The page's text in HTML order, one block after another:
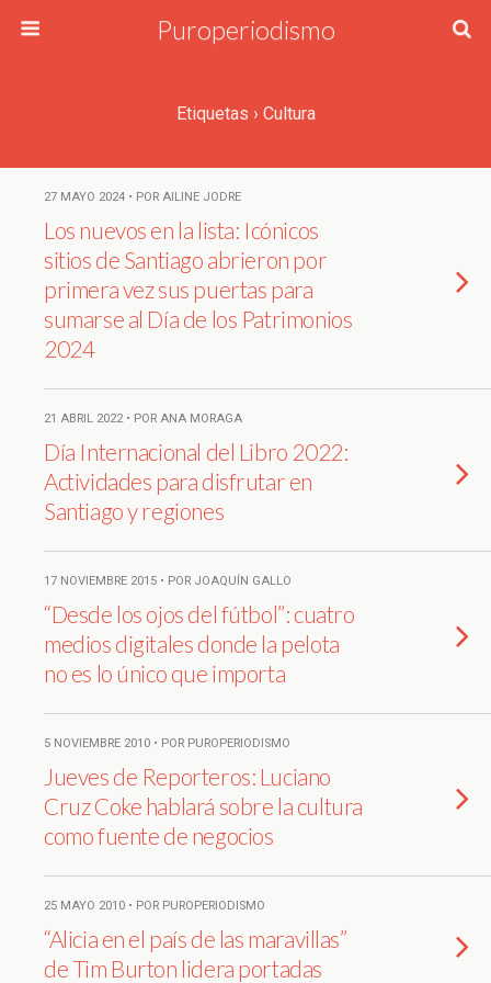
Puroperiodismo
Etiquetas › Cultura
27 MAYO 2024 • POR AILINE JODRE
Los nuevos en la lista: Icónicos
sitios de Santiago abrieron por
primera vez sus puertas para
sumarse al Día de los Patrimonios
2024
21 ABRIL 2022 • POR ANA MORAGA
Día Internacional del Libro 2022:
Actividades para disfrutar en
Santiago y regiones
17 NOVIEMBRE 2015 • POR JOAQUÍN GALLO
“Desde los ojos del fútbol”: cuatro
medios digitales donde la pelota
no es lo único que importa
5 NOVIEMBRE 2010 • POR PUROPERIODISMO
Jueves de Reporteros: Luciano
Cruz Coke hablará sobre la cultura
como fuente de negocios
25 MAYO 2010 • POR PUROPERIODISMO
“Alicia en el país de las maravillas”
de Tim Burton lidera portadas